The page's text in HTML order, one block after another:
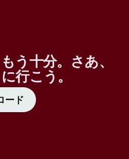
う十分。さあ、
行こう。
ード